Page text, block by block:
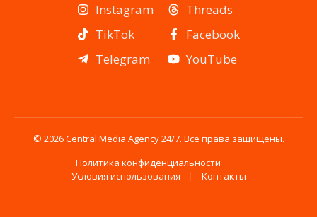
Instagram
TikTok
Telegram
Threads
Facebook
YouTube
© 2026 Central Media Agency 24/7. Все права защищены.
Политика конфиденциальности
Условия использования
Контакты